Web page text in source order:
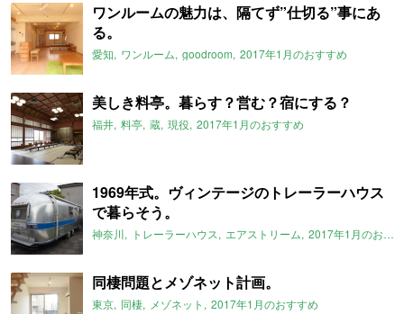
ワンルームの魅力は、隔てず”仕切る”事にあ
る。
愛知 ワンルーム goodroom 2017年1月のおすすめ
美しき料亭。暮らす？営む？宿にする？
福井 料亭 蔵 現役 2017年1月のおすすめ
1969年式。ヴィンテージのトレーラーハウス
で暮らそう。
神奈川 トレーラーハウス エアストリーム 2017年1月のおすすめ
同棲問題とメゾネット計画。
東京 同棲 メゾネット 2017年1月のおすすめ